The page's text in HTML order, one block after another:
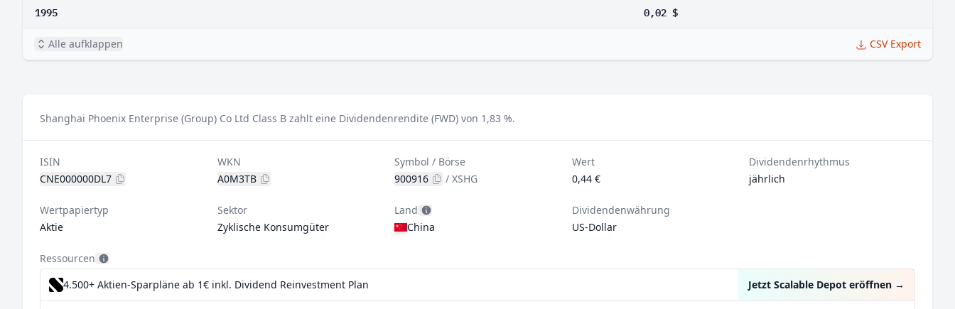
1995 0,02 $
Alle aufklappen CSV Export
Shanghai Phoenix Enterprise (Group) Co Ltd Class B zahlt eine Dividendenrendite (FWD) von 1,83 %.
ISIN
CNE000000DL7
WKN
A0M3TB
Symbol / Börse
900916
/XSHG
Wert
0,44 €
Dividendenrhythmus
jährlich
Wertpapiertyp
Aktie
Sektor
Zyklische Konsumgüter
Land
China
Dividendenwährung
US-Dollar
Ressourcen
4.500+ Aktien-Sparpläne ab 1€ inkl. Dividend Reinvestment Plan Jetzt Scalable Depot eröffnen →